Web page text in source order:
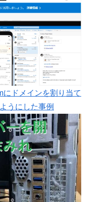
にドメインを割り当て
うにした事例